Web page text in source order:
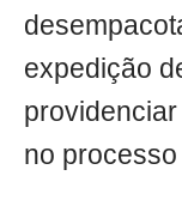
expedição
no